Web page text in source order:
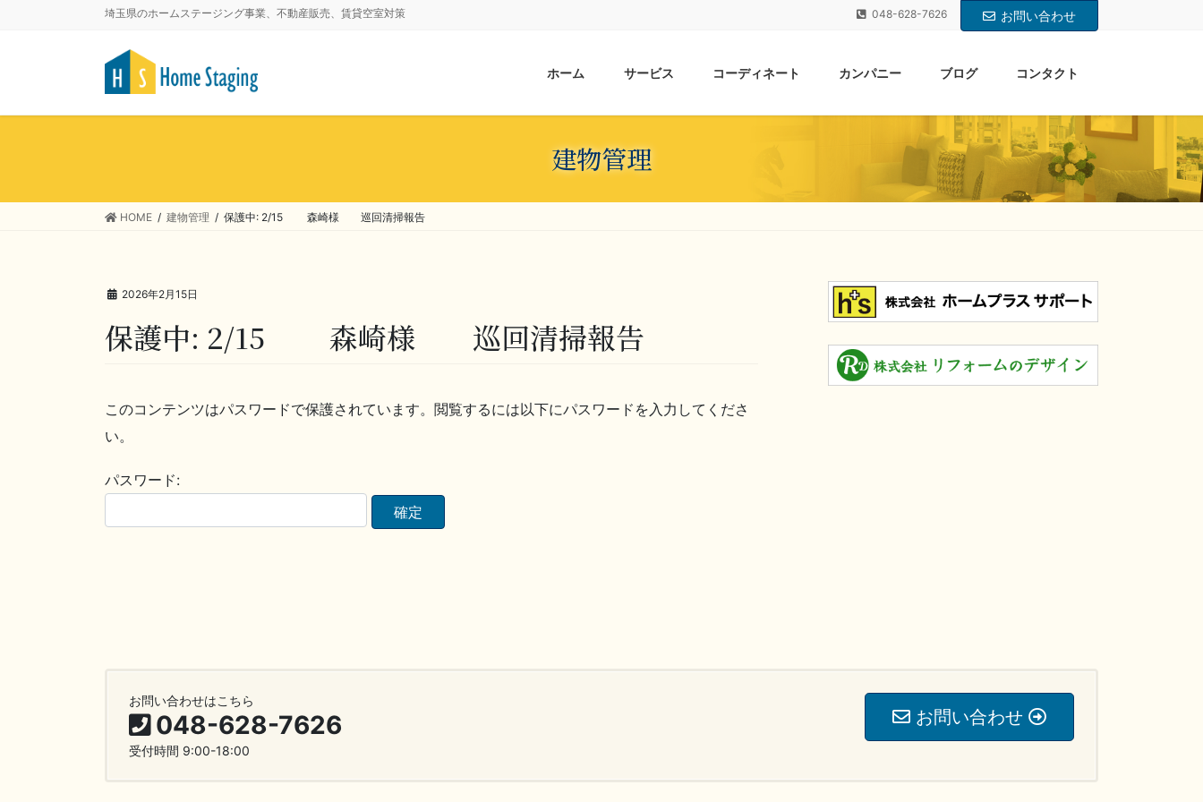
埼玉県のホームステージング事業、不動産販売、賃貸空室対策 048-628-7626 お問い合わせ
ホーム サービス コーディネート カンパニー ブログ コンタクト
建物管理
HOME 建物管理 保護中: 2/15 森崎様 巡回清掃報告
2026年2月15日
保護中: 2/15 森崎様 巡回清掃報告
このコンテンツはパスワードで保護されています。閲覧するには以下にパスワードを入力してくださ
い。
パスワード:
お問い合わせはこちら
048-628-7626
受付時間 9:00-18:00
お問い合わせ